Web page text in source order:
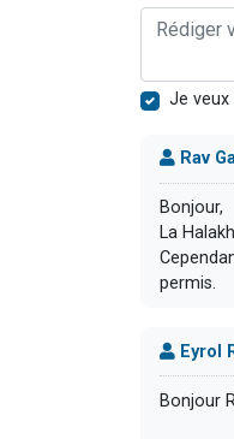
Je
Rav
Bonjour,
La
permis.
Eyrol
Bonjour